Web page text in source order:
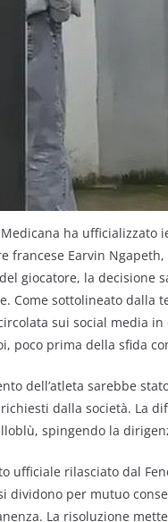
ha
francese Earvin
giocatore, la decisione
Come sottolineato dalla
sui social media
poco prima della sfida
dell’atleta sarebbe
dalla società. La
spingendo la
ufficiale rilasciato dal
dividono per mutuo
La risoluzione